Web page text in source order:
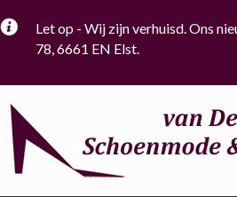
Let op - Wij zijn verhuisd. Ons
78, 6661 EN Elst.